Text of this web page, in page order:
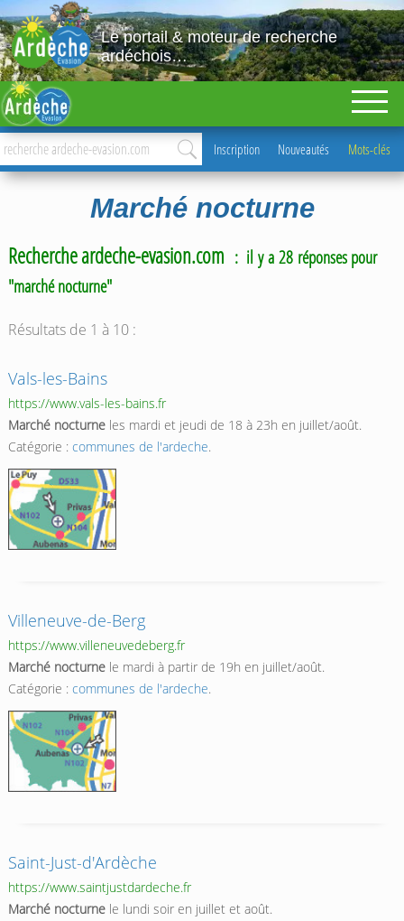
Le portail & moteur de recherche
ardéchois…
Inscription Nouveautés Mots-clés
Marché nocturne
Recherche ardeche-evasion.com : il y a 28 réponses pour
"marché nocturne"
Résultats de 1 à 10 :
Vals-les-Bains
https://www.vals-les-bains.fr
Marché nocturneles mardi et jeudi de 18 à 23h en juillet/août.
Catégorie : communes de l'ardeche.
Villeneuve-de-Berg
https://www.villeneuvedeberg.fr
Marché nocturnele mardi à partir de 19h en juillet/août.
Catégorie : communes de l'ardeche.
Saint-Just-d'Ardèche
https://www.saintjustdardeche.fr
Marché nocturnele lundi soir en juillet et août.